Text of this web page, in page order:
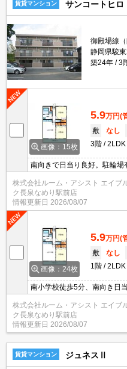
賃貸マンション サンコートヒロ
御殿場線
静岡県駿
築24年
3
画像：15枚
5.9万円(
敷
なし
3階
2LDK
南向きで日当り良好。駐輪場
株式会社ルーム・アシスト エイブ
ク長泉なめり駅前店
情報更新日 2026/08/07
画像：24枚
5.9万円(
敷
なし
1階
2LDK
南小学校徒歩5分、南向き日
ー新婚さんにもオススメ。
株式会社ルーム・アシスト エイブ
ク長泉なめり駅前店
情報更新日 2026/08/07
賃貸マンション ジュネスⅡ